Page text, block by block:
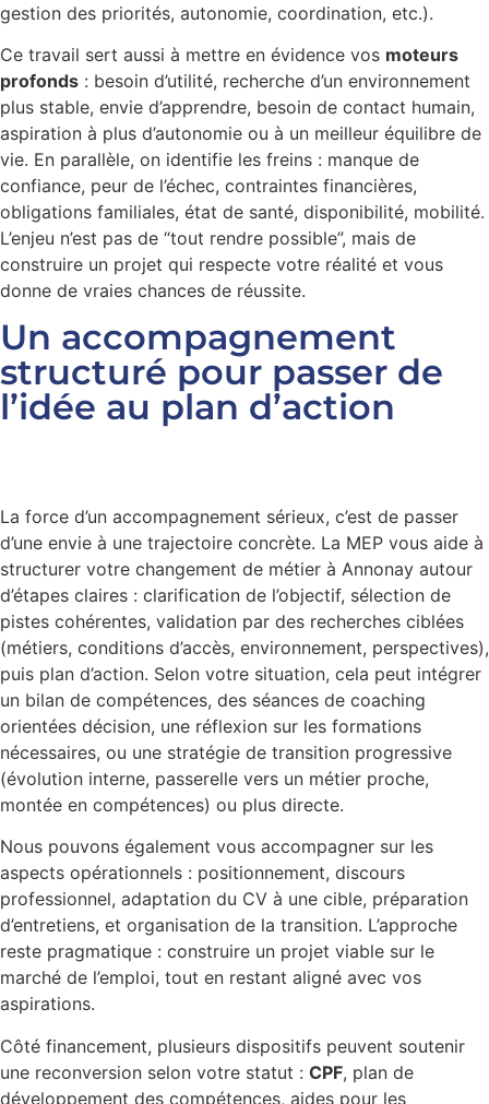
gestion des priorités, autonomie, coordination, etc.).
Ce travail sert aussi à mettre en évidence vos moteurs
profonds : besoin d’utilité, recherche d’un environnement
plus stable, envie d’apprendre, besoin de contact humain,
aspiration à plus d’autonomie ou à un meilleur équilibre de
vie. En parallèle, on identifie les freins : manque de
confiance, peur de l’échec, contraintes financières,
obligations familiales, état de santé, disponibilité, mobilité.
L’enjeu n’est pas de “tout rendre possible”, mais de
construire un projet qui respecte votre réalité et vous
donne de vraies chances de réussite.
Un accompagnement
structuré pour passer de
l’idée au plan d’action
La force d’un accompagnement sérieux, c’est de passer
d’une envie à une trajectoire concrète. La MEP vous aide à
structurer votre changement de métier à Annonay autour
d’étapes claires : clarification de l’objectif, sélection de
pistes cohérentes, validation par des recherches ciblées
(métiers, conditions d’accès, environnement, perspectives),
puis plan d’action. Selon votre situation, cela peut intégrer
un bilan de compétences, des séances de coaching
orientées décision, une réflexion sur les formations
nécessaires, ou une stratégie de transition progressive
(évolution interne, passerelle vers un métier proche,
montée en compétences) ou plus directe.
Nous pouvons également vous accompagner sur les
aspects opérationnels : positionnement, discours
professionnel, adaptation du CV à une cible, préparation
d’entretiens, et organisation de la transition. L’approche
reste pragmatique : construire un projet viable sur le
marché de l’emploi, tout en restant aligné avec vos
aspirations.
Côté financement, plusieurs dispositifs peuvent soutenir
une reconversion selon votre statut : CPF, plan de
développement des compétences, aides pour les